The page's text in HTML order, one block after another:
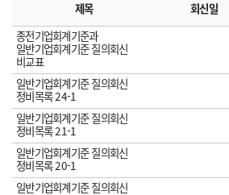
제목 회신일
종전기업회계기준과
일반기업회계기준 질의회신
비교표
일반기업회계기준 질의회신
정비목록 24-1
일반기업회계기준 질의회신
정비목록 21-1
일반기업회계기준 질의회신
정비목록 20-1
일반기업회계기준 질의회신